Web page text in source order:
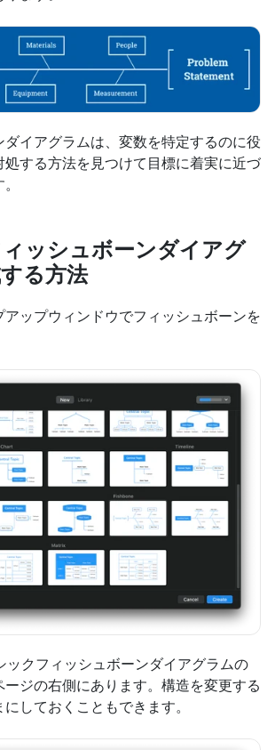
ダイアグラムは、変数を特定するのに役
処する方法を見つけて目標に着実に近づ
ッシュボーンダイアグ
る方法
アップウィンドウでフィッシュボーンを
ックフィッシュボーンダイアグラムの
ジの右側にあります。構造を変更する
しておくこともできます。